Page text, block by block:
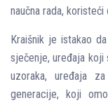
naučna rada, koristeći
Kraišnik je istakao
sječenje, uređaja
uzoraka, uređaja
generacije, koji